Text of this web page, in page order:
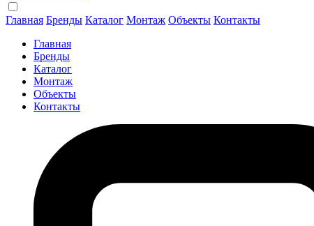
Главная Бренды Каталог Монтаж Объекты Контакты
Главная
Бренды
Каталог
Монтаж
Объекты
Контакты